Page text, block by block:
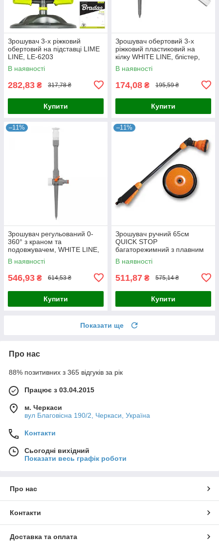
Зрошувач 3-х ріжковий
обертовий на підставці LIME
LINE, LE-6203
В наявності
282,83 ₴ 317,78 ₴
Купити
Зрошувач обертовий 3-х
ріжковий пластиковий на
кілку WHITE LINE, блістер,
WL-6107
В наявності
174,08 ₴ 195,59 ₴
Купити
–11%
Зрошувач регульований 0-
360° з краном та
подовжувачем, WHITE LINE,
WL-Z07
В наявності
546,93 ₴ 614,53 ₴
Купити
–11%
Зрошувач ручний 65см
QUICK STOP
багаторежимний з плавним
перемиканням, BLACK LINE,
ECO-4445
В наявності
511,87 ₴ 575,14 ₴
Купити
Показати ще
Про нас
88% позитивних з 365 відгуків за рік
Працює з 03.04.2015
м. Черкаси
вул Благовісна 190/2, Черкаси, Україна
Контакти
Сьогодні вихідний
Показати весь графік роботи
Про нас
Контакти
Доставка та оплата